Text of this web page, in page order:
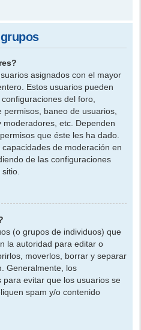
asignados con el mayor
Estos usuarios pueden
del foro,
baneo de usuarios,
etc. Dependen
que éste les ha dado.
de moderación en
de las configuraciones
(o grupos de individuos) que
la autoridad para editar o
moverlos, borrar y separar
Generalmente, los
evitar que los usuarios se
spam y/o contenido